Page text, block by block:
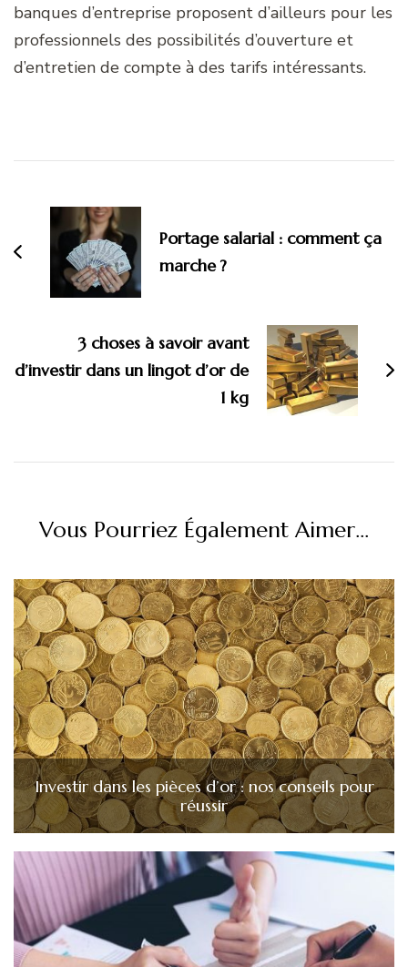
banques d’entreprise proposent d’ailleurs pour les
professionnels des possibilités d’ouverture et
d’entretien de compte à des tarifs intéressants.
d'article
Portage salarial : comment ça
marche ?
3 choses à savoir avant
d’investir dans un lingot d’or de
1 kg
Vous Pourriez Également Aimer...
Investir dans les pièces d’or : nos conseils pour
réussir